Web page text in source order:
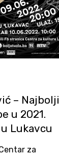
– Najbolji
u 2021.
Lukavcu
za